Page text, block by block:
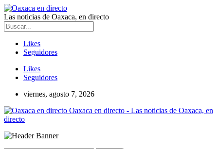
Las noticias de Oaxaca, en directo
Likes
Seguidores
Likes
Seguidores
viernes, agosto 7, 2026
Oaxaca en directo - Las noticias de Oaxaca, en
directo